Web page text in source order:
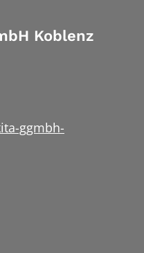
Koblenz
ggmbh-